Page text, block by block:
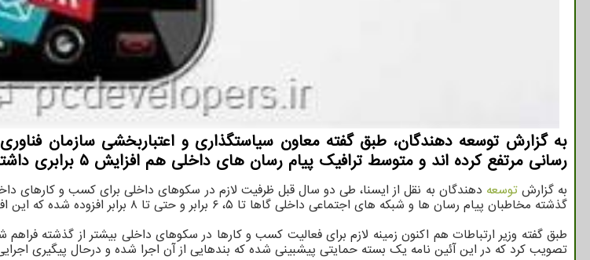
به گزارش توسعه دهندگان، طبق گفته معاون سیاستگذاری و اعتباربخشی سازمان
رسانی مرتفع کرده اند و متوسط ترافیک پیام رسان های داخلی هم افزایش ۵ برابری داشته است.
به گزارشتوسعه دهندگان به نقل از ایسنا، طی دو سال قبل ظرفیت لازم در سکوهای داخلی برای کسب و کارهای
گذشته مخاطبان پیام رسان ها و شبکه های اجتماعی داخلی گاها تا ۵، ۶ برابر و حتی تا ۸ برابر افزوده شده که این افزایش هم در تعداد کاربر روزانه و هم در تعداد کاربر فعال ماهانه است.
طبق گفته وزیر ارتباطات هم اکنون زمینه لازم برای فعالیت کسب و کارها در سکوهای داخلی بیشتر از گذشته
تصویب کرد که در این آئین نامه یک بسته حمایتی پیشبینی شده که بندهایی از آن اجرا شده و درحال پیگیری